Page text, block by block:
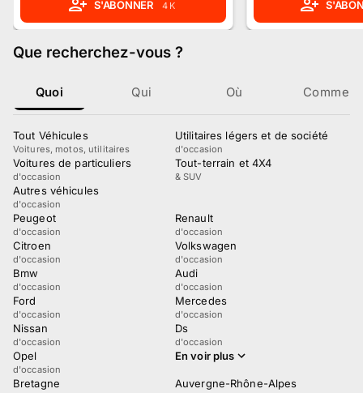
S'ABONNER 4 K
Que recherchez-vous ?
Quoi Qui Où Comment
Tout Véhicules
Voitures, motos, utilitaires
Utilitaires légers et de société
d'occasion
Voitures de particuliers
d'occasion
Tout-terrain et 4X4
& SUV
Autres véhicules
d'occasion
Peugeot
d'occasion
Renault
d'occasion
Citroen
d'occasion
Volkswagen
d'occasion
Bmw
d'occasion
Audi
d'occasion
Ford
d'occasion
Mercedes
d'occasion
Nissan
d'occasion
Ds
d'occasion
Opel
d'occasion
En voir plus
Bretagne Auvergne-Rhône-Alpes